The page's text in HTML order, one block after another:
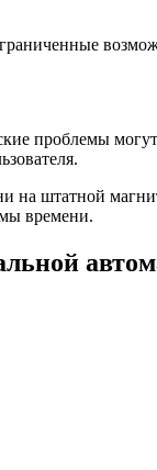
проблемы
на штатной
времени.